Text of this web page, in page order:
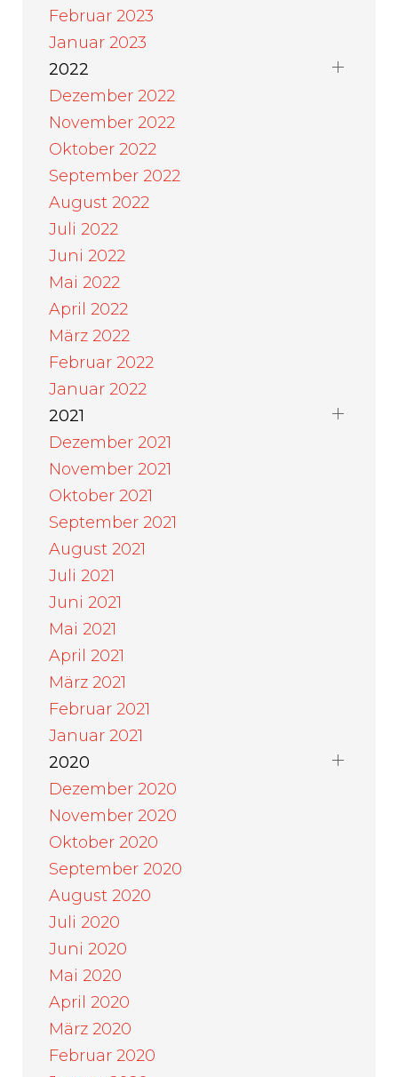
Februar 2023
Januar 2023
2022
Dezember 2022
November 2022
Oktober 2022
September 2022
August 2022
Juli 2022
Juni 2022
Mai 2022
April 2022
März 2022
Februar 2022
Januar 2022
2021
Dezember 2021
November 2021
Oktober 2021
September 2021
August 2021
Juli 2021
Juni 2021
Mai 2021
April 2021
März 2021
Februar 2021
Januar 2021
2020
Dezember 2020
November 2020
Oktober 2020
September 2020
August 2020
Juli 2020
Juni 2020
Mai 2020
April 2020
März 2020
Februar 2020